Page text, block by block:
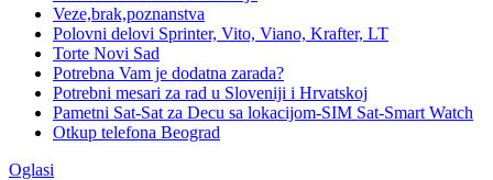
Veze,brak,poznanstva
Polovni delovi Sprinter, Vito, Viano, Krafter, LT
Torte Novi Sad
Potrebna Vam je dodatna zarada?
Potrebni mesari za rad u Sloveniji i Hrvatskoj
Pametni Sat-Sat za Decu sa lokacijom-SIM Sat-Smart Watch
Otkup telefona Beograd
Oglasi